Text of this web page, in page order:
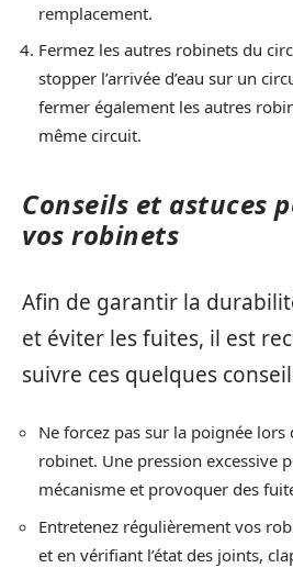
remplacement.
Fermez les autres robinets du
stopper l’arrivée d’eau sur un
fermer également les autres
même circuit.
Conseils et astuces
vos robinets
Afin de garantir la
et éviter les fuites, il est
suivre ces quelques
Ne forcez pas sur la poignée
robinet. Une pression excessive
mécanisme et provoquer des
Entretenez régulièrement vos
et en vérifiant l’état des joints,